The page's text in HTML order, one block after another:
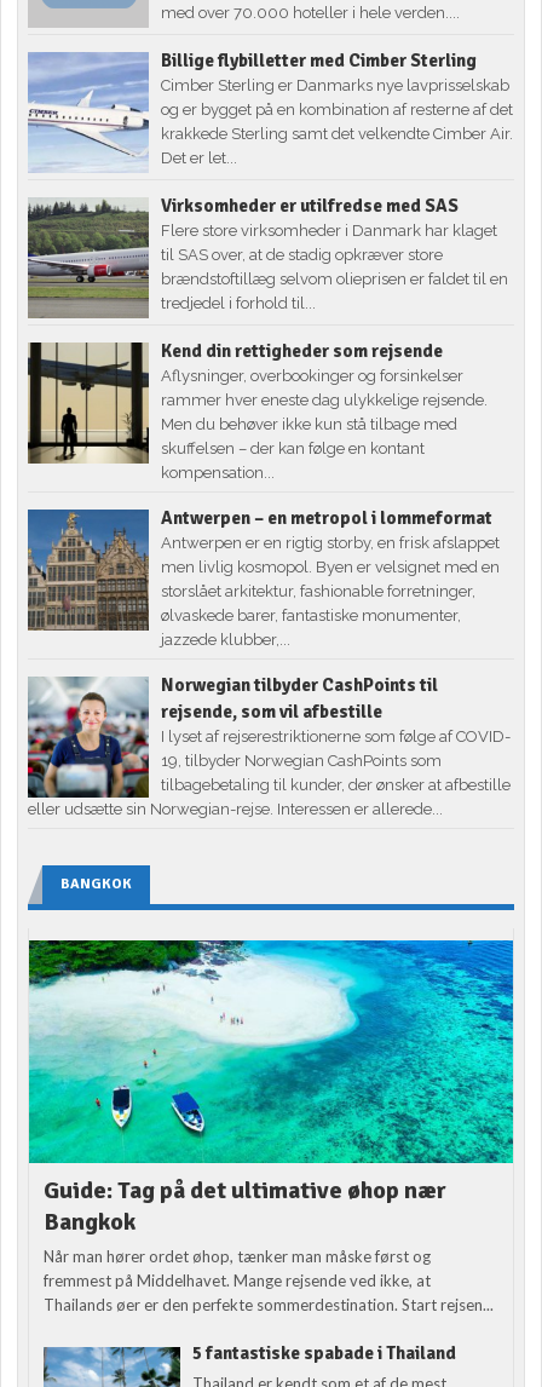
med over 70.000 hoteller i hele verden....
Billige flybilletter med Cimber Sterling
Cimber Sterling er Danmarks nye lavprisselskab
og er bygget på en kombination af resterne af det
krakkede Sterling samt det velkendte Cimber Air.
Det er let...
Virksomheder er utilfredse med SAS
Flere store virksomheder i Danmark har klaget
til SAS over, at de stadig opkræver store
brændstoftillæg selvom olieprisen er faldet til en
tredjedel i forhold til...
Kend din rettigheder som rejsende
Aflysninger, overbookinger og forsinkelser
rammer hver eneste dag ulykkelige rejsende.
Men du behøver ikke kun stå tilbage med
skuffelsen – der kan følge en kontant
kompensation...
Antwerpen – en metropol i lommeformat
Antwerpen er en rigtig storby, en frisk afslappet
men livlig kosmopol. Byen er velsignet med en
storslået arkitektur, fashionable forretninger,
ølvaskede barer, fantastiske monumenter,
jazzede klubber,...
Norwegian tilbyder CashPoints til
rejsende, som vil afbestille
I lyset af rejserestriktionerne som følge af COVID-
19, tilbyder Norwegian CashPoints som
tilbagebetaling til kunder, der ønsker at afbestille
eller udsætte sin Norwegian-rejse. Interessen er allerede...
BANGKOK
Guide: Tag på det ultimative øhop nær
Bangkok
Når man hører ordet øhop, tænker man måske først og
fremmest på Middelhavet. Mange rejsende ved ikke, at
Thailands øer er den perfekte sommerdestination. Start rejsen...
5 fantastiske spabade i Thailand